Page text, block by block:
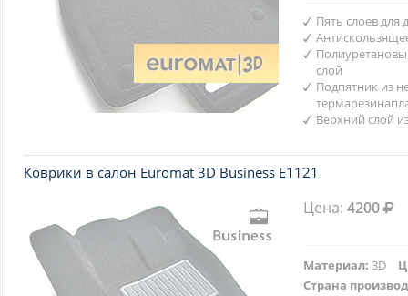
Пять слоев
слой
Подпятник из
Верхний слой
Коврики в салон Euromat 3D Business E1121
Цена:4200
Материал:3D
Страна